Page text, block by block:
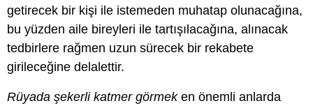
getirecek bir kişi ile istemeden muhatap olunacağına,
bu yüzden aile bireyleri ile tartışılacağına, alınacak
tedbirlere rağmen uzun sürecek bir rekabete
girileceğine delalettir.
Rüyada şekerli katmer görmeken önemli anlarda